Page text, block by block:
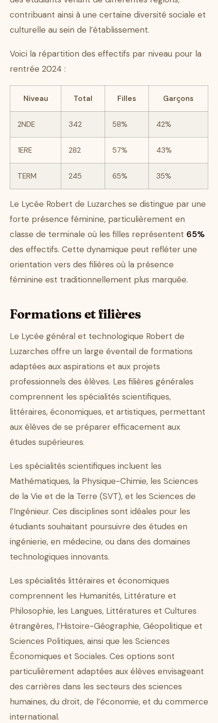
contribuant ainsi à une certaine diversité sociale et
culturelle au sein de l’établissement.
Voici la répartition des effectifs par niveau pour la
rentrée 2024 :
Niveau Total Filles Garçons
2NDE 342 58% 42%
1ERE 282 57% 43%
TERM 245 65% 35%
Le Lycée Robert de Luzarches se distingue par une
forte présence féminine, particulièrement en
classe de terminale où les filles représentent 65%
des effectifs. Cette dynamique peut refléter une
orientation vers des filières où la présence
féminine est traditionnellement plus marquée.
Formations et filières
Le Lycée général et technologique Robert de
Luzarches offre un large éventail de formations
adaptées aux aspirations et aux projets
professionnels des élèves. Les filières générales
comprennent les spécialités scientifiques,
littéraires, économiques, et artistiques, permettant
aux élèves de se préparer efficacement aux
études supérieures.
Les spécialités scientifiques incluent les
Mathématiques, la Physique-Chimie, les Sciences
de la Vie et de la Terre (SVT), et les Sciences de
l’Ingénieur. Ces disciplines sont idéales pour les
étudiants souhaitant poursuivre des études en
ingénierie, en médecine, ou dans des domaines
technologiques innovants.
Les spécialités littéraires et économiques
comprennent les Humanités, Littérature et
Philosophie, les Langues, Littératures et Cultures
étrangères, l’Histoire-Géographie, Géopolitique et
Sciences Politiques, ainsi que les Sciences
Économiques et Sociales. Ces options sont
particulièrement adaptées aux élèves envisageant
des carrières dans les secteurs des sciences
humaines, du droit, de l’économie, et du commerce
international.